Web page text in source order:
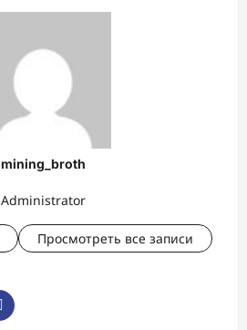
mining_broth
Administrator
Просмотреть все записи